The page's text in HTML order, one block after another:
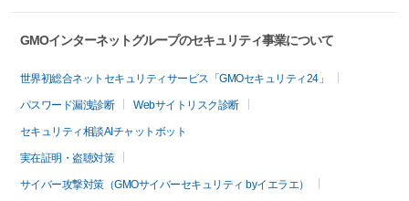
GMOインターネットグループのセキュリティ事業について
世界初総合ネットセキュリティサービス「GMOセキュリティ24」
パスワード漏洩診断 Webサイトリスク診断
セキュリティ相談AIチャットボット
実在証明・盗聴対策
サイバー攻撃対策（GMOサイバーセキュリティ byイエラエ）